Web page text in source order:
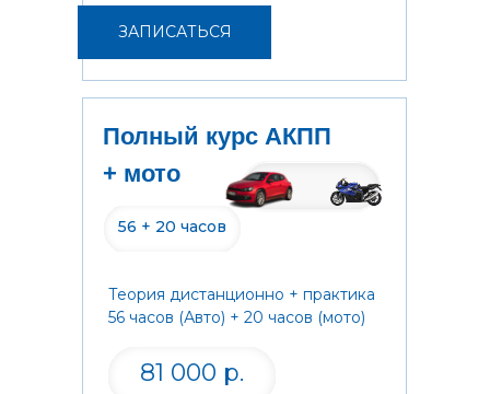
Полный курс АКПП
+ мото
81 000 р.
56 + 20 часов
Теория дистанционно + практика
56 часов (Авто) + 20 часов (мото)
ЗАПИСАТЬСЯ